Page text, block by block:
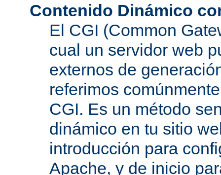
Contenido Dinámico
El CGI (Common
cual un servidor web
externos de
referimos
CGI. Es un método
dinámico en tu sitio
introducción para
Apache, y de inicio